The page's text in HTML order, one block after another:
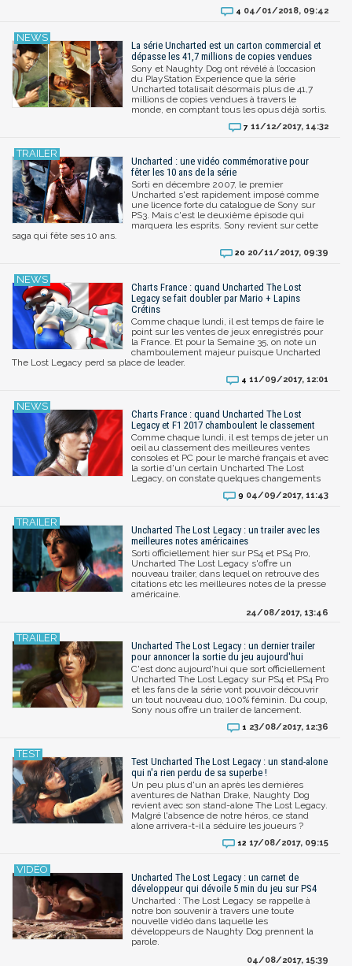
4 04/01/2018, 09:42
La série Uncharted est un carton commercial et
dépasse les 41,7 millions de copies vendues
Sony et Naughty Dog ont révélé à l’occasion
du PlayStation Experience que la série
Uncharted totalisait désormais plus de 41,7
millions de copies vendues à travers le
monde, en comptant tous les opus déjà sortis.
7 11/12/2017, 14:32
Uncharted : une vidéo commémorative pour
fêter les 10 ans de la série
Sorti en décembre 2007, le premier
Uncharted s'est rapidement imposé comme
une licence forte du catalogue de Sony sur
PS3. Mais c'est le deuxième épisode qui
marquera les esprits. Sony revient sur cette
saga qui fête ses 10 ans.
20 20/11/2017, 09:39
Charts France : quand Uncharted The Lost
Legacy se fait doubler par Mario + Lapins
Crétins
Comme chaque lundi, il est temps de faire le
point sur les ventes de jeux enregistrés pour
la France. Et pour la Semaine 35, on note un
chamboulement majeur puisque Uncharted
The Lost Legacy perd sa place de leader.
4 11/09/2017, 12:01
Charts France : quand Uncharted The Lost
Legacy et F1 2017 chamboulent le classement
Comme chaque lundi, il est temps de jeter un
oeil au classement des meilleures ventes
consoles et PC pour le marché français et avec
la sortie d'un certain Uncharted The Lost
Legacy, on constate quelques changements
9 04/09/2017, 11:43
Uncharted The Lost Legacy : un trailer avec les
meilleures notes américaines
Sorti officiellement hier sur PS4 et PS4 Pro,
Uncharted The Lost Legacy s'offre un
nouveau trailer, dans lequel on retrouve des
citations etc les meilleures notes de la presse
américaine.
24/08/2017, 13:46
Uncharted The Lost Legacy : un dernier trailer
pour annoncer la sortie du jeu aujourd'hui
C'est donc aujourd'hui que sort officiellement
Uncharted The Lost Legacy sur PS4 et PS4 Pro
et les fans de la série vont pouvoir découvrir
un tout nouveau duo, 100% féminin. Du coup,
Sony nous offre un trailer de lancement.
1 23/08/2017, 12:36
Test Uncharted The Lost Legacy : un stand-alone
qui n'a rien perdu de sa superbe !
Un peu plus d'un an après les dernières
aventures de Nathan Drake, Naughty Dog
revient avec son stand-alone The Lost Legacy.
Malgré l'absence de notre héros, ce stand
alone arrivera-t-il a séduire les joueurs ?
12 17/08/2017, 09:15
Uncharted The Lost Legacy : un carnet de
développeur qui dévoile 5 min du jeu sur PS4
Uncharted : The Lost Legacy se rappelle à
notre bon souvenir à travers une toute
nouvelle vidéo dans laquelle les
développeurs de Naughty Dog prennent la
parole.
04/08/2017, 15:39